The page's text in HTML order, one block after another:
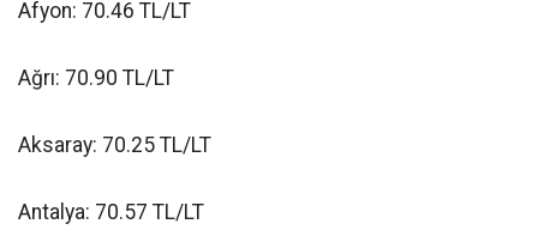
Afyon: 70.46 TL/LT
Ağrı: 70.90 TL/LT
Aksaray: 70.25 TL/LT
Antalya: 70.57 TL/LT